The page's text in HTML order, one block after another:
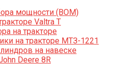
мощности (ВОМ)
Valtra T
на тракторе
на тракторе МТЗ-1221
на навеске
Deere 8R